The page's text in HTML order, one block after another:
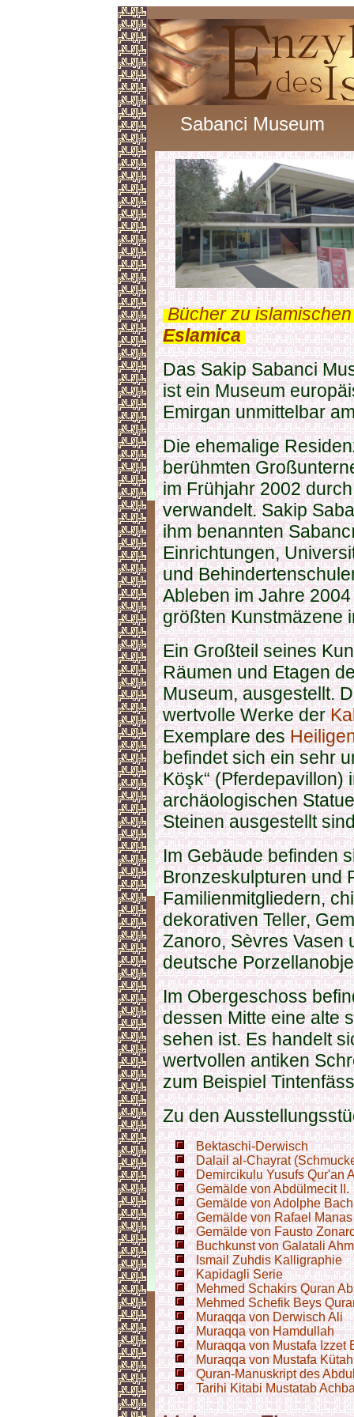
Sabanci Museum
.Bücher zu
Eslamica.
Das Sakip Sabanci
ist ein Museum
Emirgan unmittelbar
Die ehemalige
berühmten
im Frühjahr 2002
verwandelt. Sakip
ihm benannten
Einrichtungen,
und
Ableben im Jahre
größten Kunstmäzene
Ein Großteil seines
Räumen und Etagen
Museum, ausgestellt.
wertvolle Werke der
Exemplare des
befindet sich ein sehr
Köşk“ (Pferdepavillon)
archäologischen
Steinen ausgestellt
Im Gebäude befinden
Bronzeskulpturen und
Familienmitgliedern,
dekorativen Teller,
Zanoro, Sèvres Vasen
deutsche
Im Obergeschoss
dessen Mitte eine alte
sehen ist. Es handelt
wertvollen antiken
zum Beispiel
Zu den
Bektaschi-Derwisch
Dalail al-Chayrat
Demircikulu Yusufs Qur'an
Gemälde von Abdülmecit II.
Gemälde von Adolphe
Gemälde von Rafael Manas
Gemälde von Fausto
Buchkunst von Galatali
Ismail Zuhdis Kalligraphie
Kapidagli Serie
Mehmed Schakirs Quran
Mehmed Schefik Beys
Muraqqa von Derwisch Ali
Muraqqa von Hamdullah
Muraqqa von Mustafa Izzet
Muraqqa von Mustafa
Quran-Manuskript des
Tarihi Kitabi Mustatab